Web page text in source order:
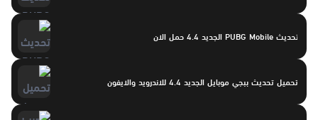
تحديث PUBG Mobile الجديد 4.4 حمل الان
تحميل تحديث ببجي موبايل الجديد 4.4 للاندرويد والايفون